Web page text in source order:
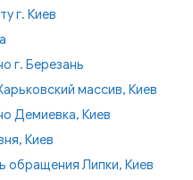
г. Киев
г. Березань
массив, Киев
Демиевка, Киев
Киев
обращения Липки, Киев